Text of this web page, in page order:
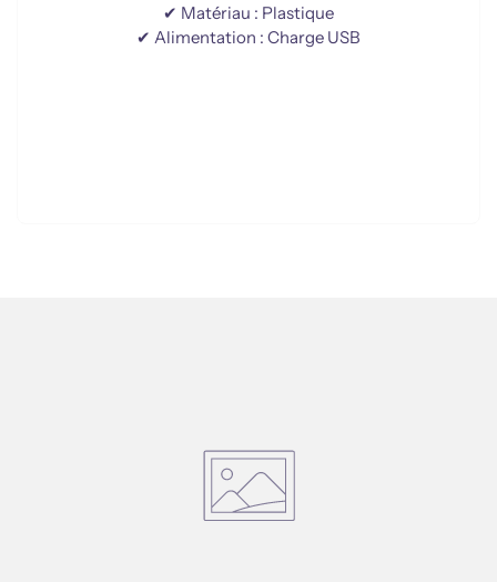
✔ Matériau : Plastique
✔ Alimentation : Charge USB